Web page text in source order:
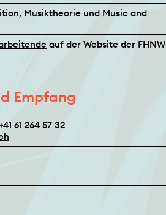
Musiktheorie und Music and
auf der Website der FHNW
Empfang
61 264 57 32